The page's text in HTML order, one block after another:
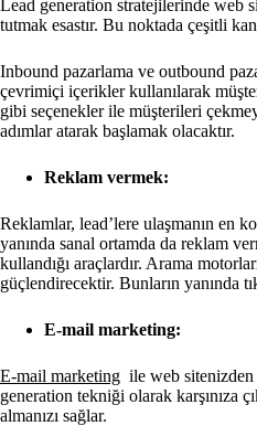
Lead generation stratejilerinde web
tutmak esastır. Bu noktada çeşitli
Inbound pazarlama ve outbound
çevrimiçi içerikler kullanılarak
gibi seçenekler ile müşterileri
adımlar atarak başlamak olacaktır.
Reklam vermek:
Reklamlar, lead’lere ulaşmanın en
yanında sanal ortamda da reklam
kullandığı araçlardır. Arama
güçlendirecektir. Bunların yanında
E-mail marketing:
E-mail marketing ile web sitenizden
generation tekniği olarak karşınıza
almanızı sağlar.